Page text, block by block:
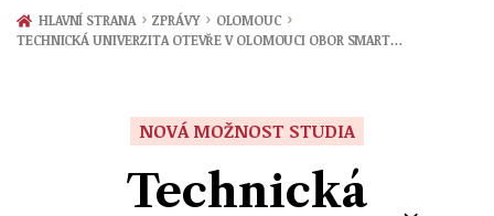
Zprávy
HLAVNÍ STRANA › ZPRÁVY › OLOMOUC ›
TECHNICKÁ UNIVERZITA OTEVŘE V OLOMOUCI OBOR SMART…
NOVÁ MOŽNOST STUDIA
Technická